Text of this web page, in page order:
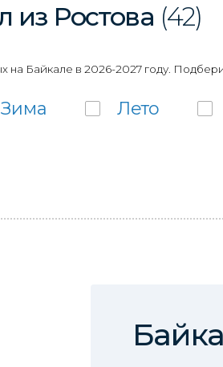
из Ростова (42)
Байкале в 2026-2027 году.
Зима Лето